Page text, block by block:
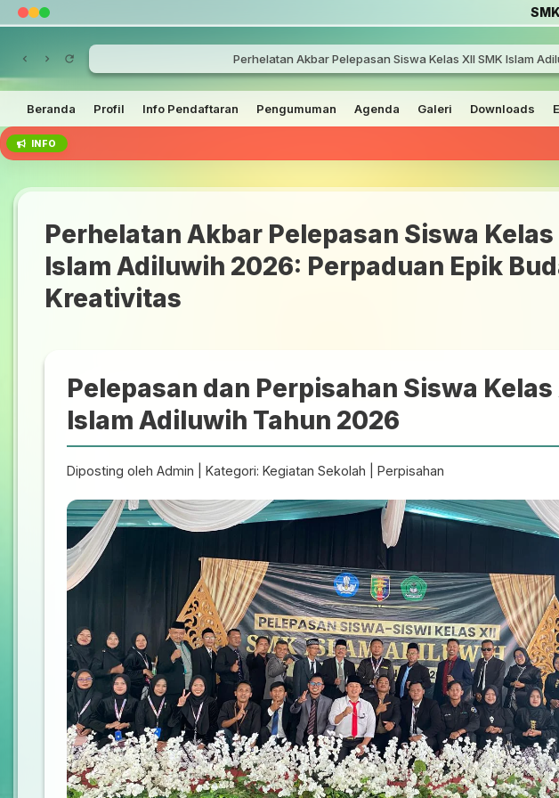
Perhelatan Akbar Pelepasan Siswa Kelas XII SMK Islam
Beranda Profil Info Pendaftaran Pengumuman Agenda Galeri Downloads
INFO
Perhelatan Akbar Pelepasan Siswa Kelas
Islam Adiluwih 2026: Perpaduan Epik
Kreativitas
Pelepasan dan Perpisahan Siswa Kelas
Islam Adiluwih Tahun 2026
Diposting oleh Admin | Kategori: Kegiatan Sekolah | Perpisahan